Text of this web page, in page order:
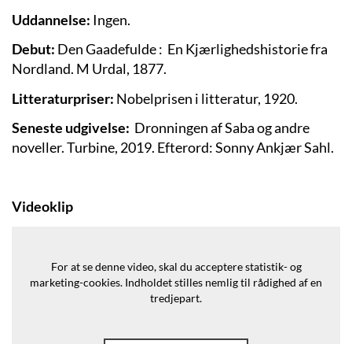
Uddannelse: Ingen.
Debut: Den Gaadefulde : En Kjærlighedshistorie fra
Nordland. M Urdal, 1877.
Litteraturpriser: Nobelprisen i litteratur, 1920.
Seneste udgivelse: Dronningen af Saba og andre
noveller. Turbine, 2019. Efterord: Sonny Ankjær Sahl.
Videoklip
For at se denne video, skal du acceptere statistik- og
marketing-cookies. Indholdet stilles nemlig til rådighed af en
tredjepart.